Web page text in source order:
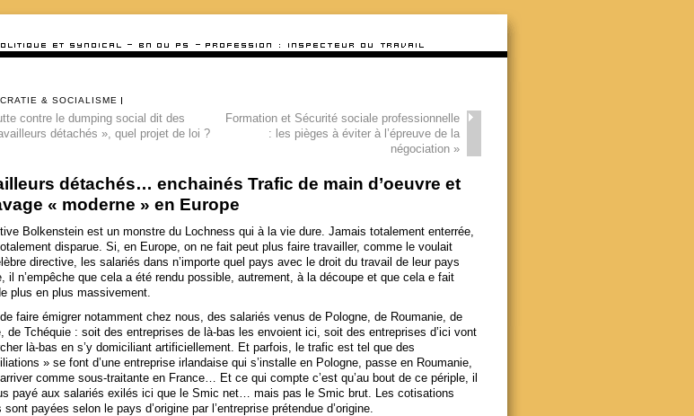
& SOCIALISME
contre le dumping social dit des
détachés », quel projet de loi ?
Formation et Sécurité sociale professionnelle
: les pièges à éviter à l’épreuve de la
négociation»
détachés… enchainés Trafic de main d’oeuvre et
« moderne » en Europe
Bolkenstein est un monstre du Lochness qui à la vie dure. Jamais totalement enterrée,
disparue. Si, en Europe, on ne fait peut plus faire travailler, comme le voulait
directive, les salariés dans n’importe quel pays avec le droit du travail de leur pays
il n’empêche que cela a été rendu possible, autrement, à la découpe et que cela e fait
plus en plus massivement.
de faire émigrer notamment chez nous, des salariés venus de Pologne, de Roumanie, de
de Tchéquie : soit des entreprises de là-bas les envoient ici, soit des entreprises d’ici vont
là-bas en s’y domiciliant artificiellement. Et parfois, le trafic est tel que des
» se font d’une entreprise irlandaise qui s’installe en Pologne, passe en Roumanie,
comme sous-traitante en France… Et ce qui compte c’est qu’au bout de ce périple, il
payé aux salariés exilés ici que le Smic net… mais pas le Smic brut. Les cotisations
payées selon le pays d’origine par l’entreprise prétendue d’origine.